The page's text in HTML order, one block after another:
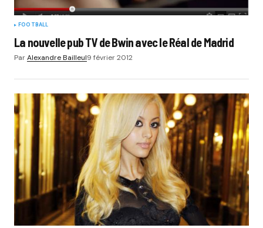
FOOTBALL
La nouvelle pub TV de Bwin avec le Réal de Madrid
ParAlexandre Bailleul9 février 2012